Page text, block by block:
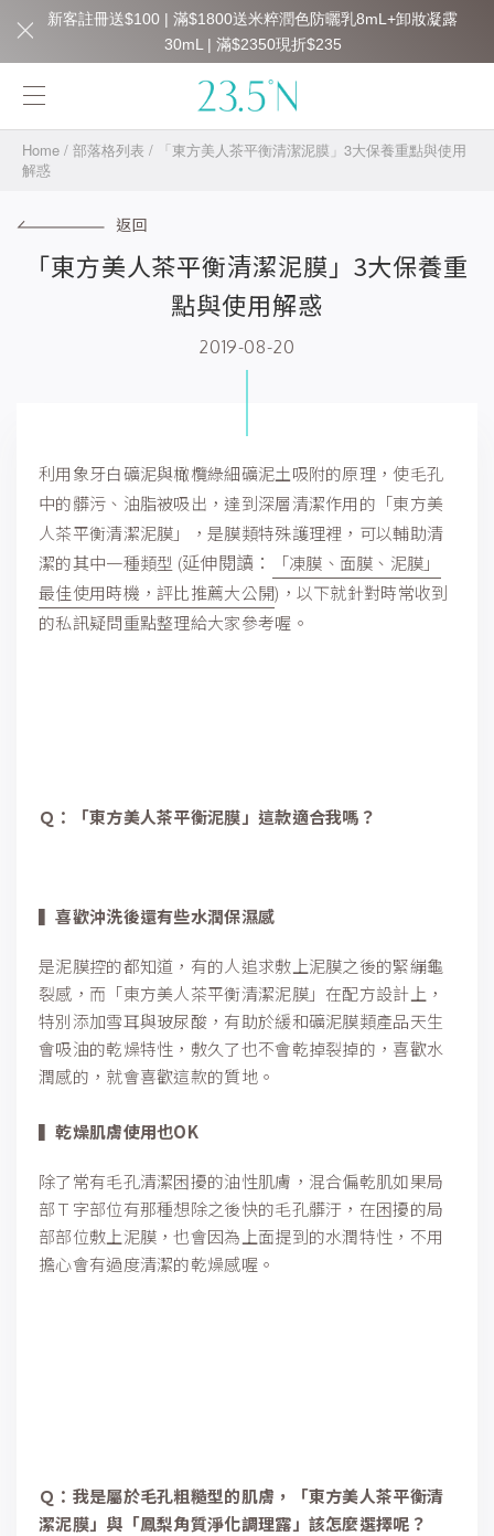
Home / 部落格列表 /
「東方美人茶平衡清潔泥膜」3大保養重點與使用
解惑
返回
「東方美人茶平衡清潔泥膜」3大保養重
點與使用解惑
2019-08-20
利用象牙白礦泥與橄欖綠細礦泥土吸附的原理，使毛孔
中的髒污、油脂被吸出，達到深層清潔作用的「東方美
人茶平衡清潔泥膜」，是膜類特殊護理裡，可以輔助清
潔的其中一種類型 (延伸閱讀：
「凍膜、面膜、泥膜」
最佳使用時機，評比推薦大公開)，以下就針對時常收到
的私訊疑問重點整理給大家參考喔。
Ｑ：「東方美人茶平衡泥膜」這款適合我嗎？
▍喜歡沖洗後還有些水潤保濕感
是泥膜控的都知道，有的人追求敷上泥膜之後的緊繃龜
裂感，而「東方美人茶平衡清潔泥膜」在配方設計上，
特別添加雪耳與玻尿酸，有助於緩和礦泥膜類產品天生
會吸油的乾燥特性，敷久了也不會乾掉裂掉的，喜歡水
潤感的，就會喜歡這款的質地。
▍乾燥肌膚使用也OK
除了常有毛孔清潔困擾的油性肌膚，混合偏乾肌如果局
部Ｔ字部位有那種想除之後快的毛孔髒汙，在困擾的局
部部位敷上泥膜，也會因為上面提到的水潤特性，不用
擔心會有過度清潔的乾燥感喔。
Ｑ：我是屬於毛孔粗糙型的肌膚，「東方美人茶平衡清
潔泥膜」與「鳳梨角質淨化調理露」該怎麼選擇呢？
新客註冊送$100 | 滿$1800送米粹潤色防曬乳8mL+卸妝凝露
30mL | 滿$2350現折$235